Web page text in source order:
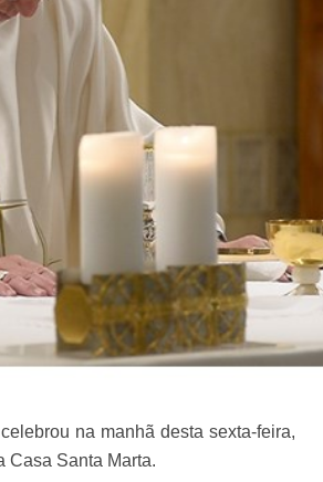
na manhã desta sexta-feira,
Casa Santa Marta.